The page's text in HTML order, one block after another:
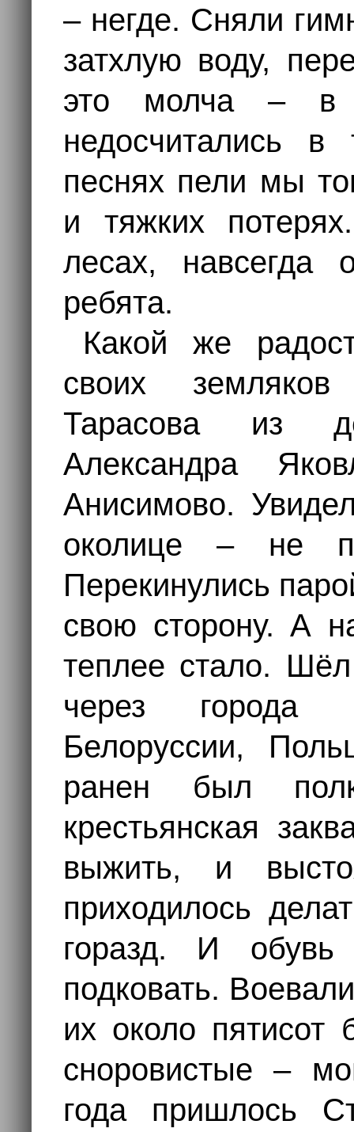
– негде. Сняли
затхлую воду,
это молча – в
недосчитались
песнях пели мы
и тяжких
лесах, навсегда
ребята.
Какой же
своих
Тарасова из
Александра
Анисимово.
околице – не
Перекинулись
свою сторону. А
теплее стало.
через города
Белоруссии,
ранен был
крестьянская
выжить, и
приходилось
горазд. И
подковать.
их около пятисот
сноровистые –
года пришлось